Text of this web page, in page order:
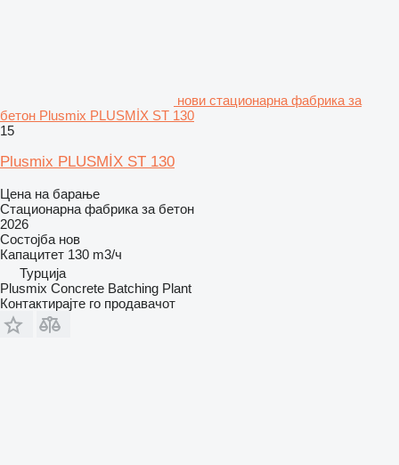
нови стационарна фабрика за
бетон Plusmix PLUSMİX ST 130
15
Plusmix PLUSMİX ST 130
Цена на барање
Стационарна фабрика за бетон
2026
Состојба нов
Капацитет 130 m3/ч
Турција
Plusmix Concrete Batching Plant
Контактирајте го продавачот